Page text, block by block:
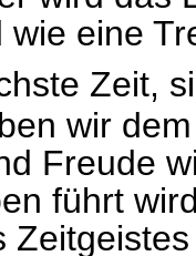
wie eine
Zeit,
wir
Freude
führt